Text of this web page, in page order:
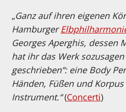
„Ganz auf ihren eigenen
Hamburger
Georges Aperghis, dessen
hat ihr das Werk
geschrieben“: eine Body
Händen, Füßen und
Instrument.“(Concerti)